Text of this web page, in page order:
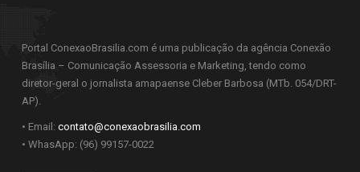
Portal ConexaoBrasilia.com é uma publicação da agência Conexão
Brasília – Comunicação Assessoria e Marketing, tendo como
diretor-geral o jornalista amapaense Cleber Barbosa (MTb. 054/DRT-
AP).
• Email: contato@conexaobrasilia.com
• WhasApp: (96) 99157-0022